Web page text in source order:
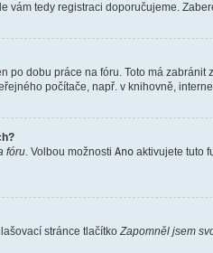
vám tedy registraci doporučujeme.
po dobu práce na fóru. Toto má
počítače, např. v knihovně,
fóru. Volbou možnosti Anoaktivujete tuto
stránce tlačítkoZapomněl jsem